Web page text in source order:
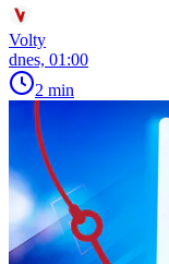
Volty
dnes, 01:00
2 min